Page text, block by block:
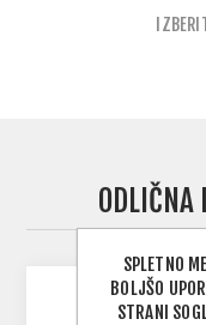
ODLIČNA
SPLETNO
BOLJŠO
STRANI